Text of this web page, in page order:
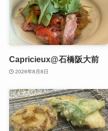
Capricieux@石橋阪大前
2026年8月8日